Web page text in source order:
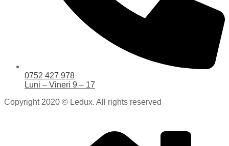
0752 427 978
Luni – Vineri 9 – 17
Copyright 2020 © Ledux. All rights reserved